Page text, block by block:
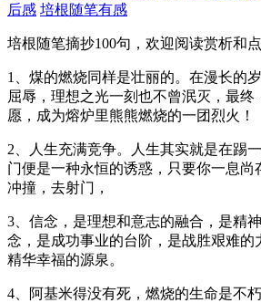
后感 培根随笔有感
培根随笔摘抄100句，欢迎阅读赏析和点
1、煤的燃烧同样是壮丽的。在漫长的
屈辱，理想之光一刻也不曾泯灭，最终
愿，成为熔炉里熊熊燃烧的一团烈火！
2、人生充满竞争。人生其实就是在踢
门便是一种永恒的诱惑，只要你一息尚
冲撞，去射门，
3、信念，是理想和意志的融合，是精
念，是成功事业的台阶，是战胜艰难的
精华幸福的源泉。
4、阿基米得没有死，燃烧的生命是不朽